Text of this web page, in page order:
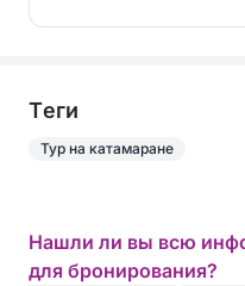
Tеги
Тур на катамаране
Нашли ли вы всю
для бронирования?